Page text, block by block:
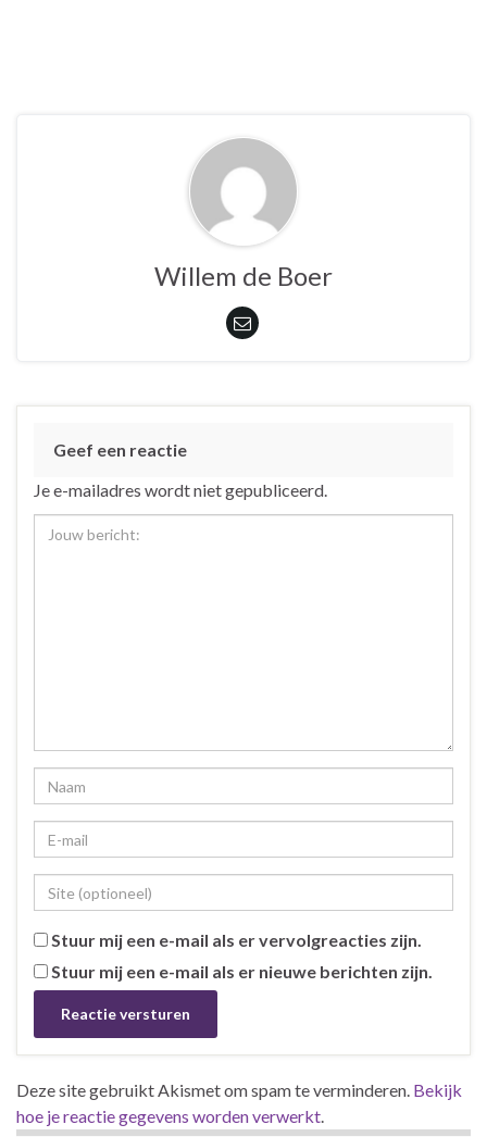
Willem de Boer
Geef een reactie
Je e-mailadres wordt niet gepubliceerd.
Stuur mij een e-mail als er vervolgreacties zijn.
Stuur mij een e-mail als er nieuwe berichten zijn.
Deze site gebruikt Akismet om spam te verminderen. Bekijk
hoe je reactie gegevens worden verwerkt.